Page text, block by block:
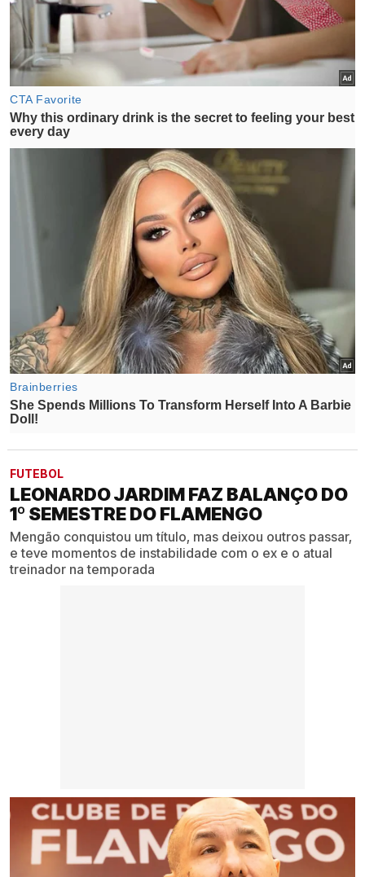
FUTEBOL
LEONARDO JARDIM FAZ BALANÇO DO
1º SEMESTRE DO FLAMENGO
Mengão conquistou um título, mas deixou outros passar,
e teve momentos de instabilidade com o ex e o atual
treinador na temporada